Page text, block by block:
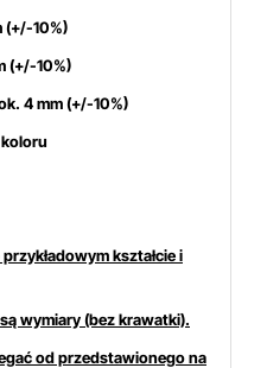
(+/-10%)
(+/-10%)
4 mm (+/-10%)
kształcie i
wymiary (bez krawatki).
od przedstawionego na